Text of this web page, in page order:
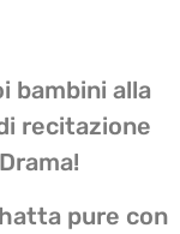
bambini alla
recitazione
pure con